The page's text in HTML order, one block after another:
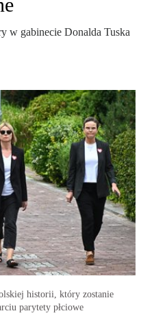
w gabinecie Donalda Tuska
historii, który zostanie
parytety płciowe